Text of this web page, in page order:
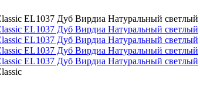
EL1037 Дуб Вирдиа Натуральный светлый